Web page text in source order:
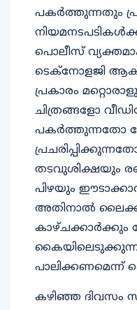
പകർത്തുന്നതും
പൊലീസ്
ടെക്നോളജി
പ്രകാരം
ചിത്രങ്ങളോ
പകർത്തുന്നതോ
തടവുശിക്ഷയും
പിഴയും
അതിനാൽ
കാഴ്ചക്കാർക്കും
പാലിക്കണമെന്ന്
കഴിഞ്ഞ ദിവസം